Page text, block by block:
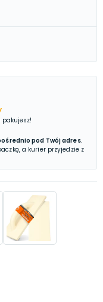
pakujesz!
pod Twój adres.
a kurier przyjedzie z